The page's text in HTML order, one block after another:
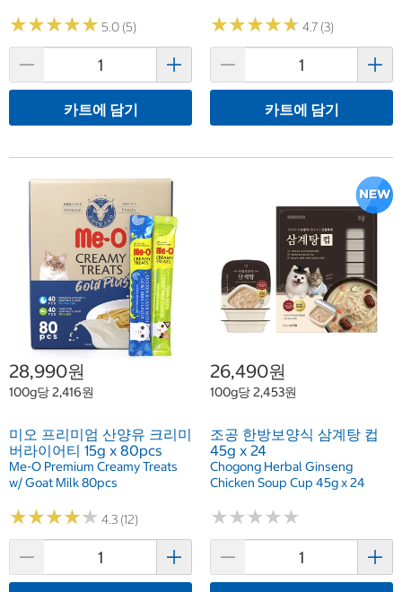
★★★★★
★★★★★ 5.0 (5)
카트에 담기
★★★★★
★★★★★ 4.7 (3)
카트에 담기
28,990원
100g당 2,416원
미오 프리미엄 산양유 크리미
버라이어티 15g x 80pcs
Me-O Premium Creamy Treats
w/ Goat Milk 80pcs
★★★★★
★★★★★ 4.3 (12)
26,490원
100g당 2,453원
조공 한방보양식 삼계탕 컵
45g x 24
Chogong Herbal Ginseng
Chicken Soup Cup 45g x 24
★★★★★
★★★★★